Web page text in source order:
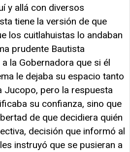
y allá con diversos
tiene la versión de que
los cuitlahuistas lo andaban
prudente Bautista
la Gobernadora que si él
le dejaba su espacio tanto
Jucopo, pero la respuesta
su confianza, sino que
de que decidiera quién
decisión que informó al
instruyó que se pusieran a